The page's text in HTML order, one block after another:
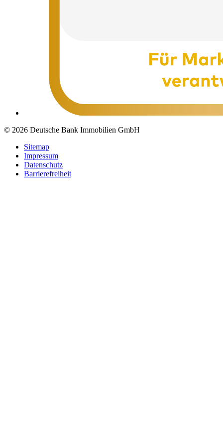
© 2026 Deutsche Bank Immobilien GmbH
Sitemap
Impressum
Datenschutz
Barrierefreiheit